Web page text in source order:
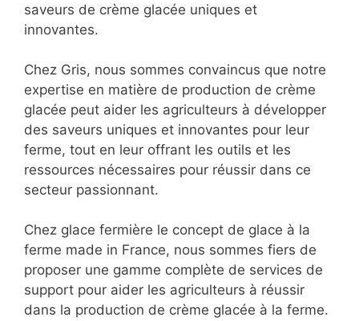
saveurs de crème glacée uniques et
innovantes.
Chez Gris, nous sommes convaincus que notre
expertise en matière de production de crème
glacée peut aider les agriculteurs à développer
des saveurs uniques et innovantes pour leur
ferme, tout en leur offrant les outils et les
ressources nécessaires pour réussir dans ce
secteur passionnant.
Chez glace fermière le concept de glace à la
ferme made in France, nous sommes fiers de
proposer une gamme complète de services de
support pour aider les agriculteurs à réussir
dans la production de crème glacée à la ferme.